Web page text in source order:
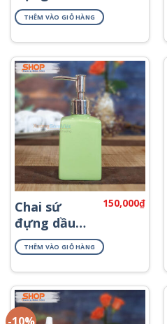
phòng
khách sạn
PKNT-61
THÊM VÀO GIỎ HÀNG
Chai sứ
đựng dầu
gội cho
khách sạn
PKNT-73
150,000₫
THÊM VÀO GIỎ HÀNG